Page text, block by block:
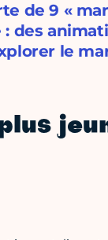
de 9 «
des
le